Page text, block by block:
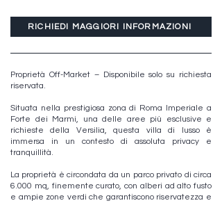
RICHIEDI MAGGIORI INFORMAZIONI
Proprietà Off-Market – Disponibile solo su richiesta
riservata.
Situata nella prestigiosa zona di Roma Imperiale a
Forte dei Marmi, una delle aree più esclusive e
richieste della Versilia, questa villa di lusso è
immersa in un contesto di assoluta privacy e
tranquillità.
La proprietà è circondata da un parco privato di circa
6.000 mq, finemente curato, con alberi ad alto fusto
e ampie zone verdi che garantiscono riservatezza e